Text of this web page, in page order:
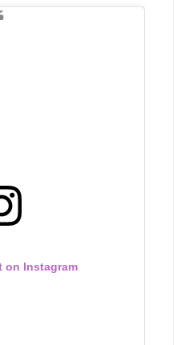
on Instagram